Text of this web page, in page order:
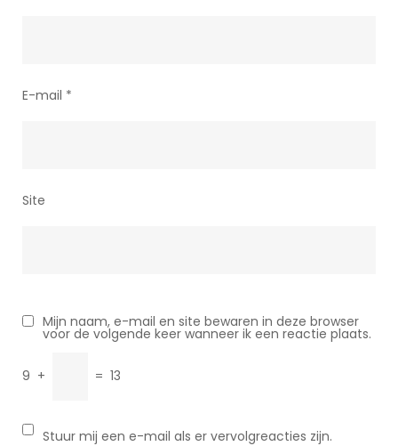
E-mail *
Site
Mijn naam, e-mail en site bewaren in deze browser
voor de volgende keer wanneer ik een reactie plaats.
9 + = 13
Stuur mij een e-mail als er vervolgreacties zijn.